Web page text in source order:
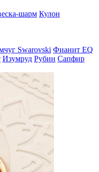
шарм Кулон
Swarovski Фианит EQ
Изумруд Рубин Сапфир